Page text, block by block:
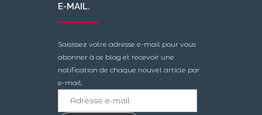
E-MAIL.
Saisissez votre adresse e-mail pour vous
abonner à ce blog et recevoir une
notification de chaque nouvel article par
e-mail.